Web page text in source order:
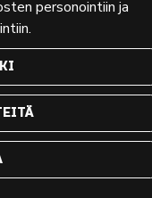
personointiin ja